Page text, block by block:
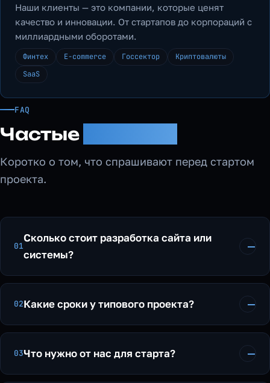
Наши клиенты — это компании, которые ценят
качество и инновации. От стартапов до корпораций с
миллиардными оборотами.
Финтех E-commerce Госсектор
Криптовалюты
SaaS
FAQ
Частые
Коротко о том, что спрашивают перед стартом
проекта.
01
Сколько стоит разработка сайта или
системы?
02Какие сроки у типового проекта?
03Что нужно от нас для старта?